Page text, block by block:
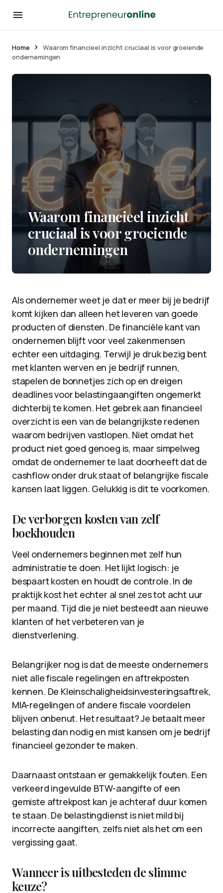
Home
Waarom financieel inzicht cruciaal is voor groeiende
ondernemingen
Waarom financieel inzicht
cruciaal is voor groeiende
ondernemingen
Als ondernemer weet je dat er meer bij je bedrijf
komt kijken dan alleen het leveren van goede
producten of diensten. De financiële kant van
ondernemen blijft voor veel zakenmensen
echter een uitdaging. Terwijl je druk bezig bent
met klanten werven en je bedrijf runnen,
stapelen de bonnetjes zich op en dreigen
deadlines voor belastingaangiften ongemerkt
dichterbij te komen. Het gebrek aan financieel
overzicht is een van de belangrijkste redenen
waarom bedrijven vastlopen. Niet omdat het
product niet goed genoeg is, maar simpelweg
omdat de ondernemer te laat doorheeft dat de
cashflow onder druk staat of belangrijke fiscale
kansen laat liggen. Gelukkig is dit te voorkomen.
De verborgen kosten van zelf
boekhouden
Veel ondernemers beginnen met zelf hun
administratie te doen. Het lijkt logisch: je
bespaart kosten en houdt de controle. In de
praktijk kost het echter al snel zes tot acht uur
per maand. Tijd die je niet besteedt aan nieuwe
klanten of het verbeteren van je
dienstverlening.
Belangrijker nog is dat de meeste ondernemers
niet alle fiscale regelingen en aftrekposten
kennen. De Kleinschaligheidsinvesteringsaftrek,
MIA-regelingen of andere fiscale voordelen
blijven onbenut. Het resultaat? Je betaalt meer
belasting dan nodig en mist kansen om je bedrijf
financieel gezonder te maken.
Daarnaast ontstaan er gemakkelijk fouten. Een
verkeerd ingevulde BTW-aangifte of een
gemiste aftrekpost kan je achteraf duur komen
te staan. De belastingdienst is niet mild bij
incorrecte aangiften, zelfs niet als het om een
vergissing gaat.
Wanneer is uitbesteden de slimme
keuze?